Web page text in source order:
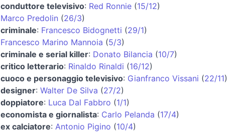
conduttore televisivo: Red Ronnie(15/12)
Marco Predolin (26/3)
criminale: Francesco Bidognetti (29/1)
Francesco Marino Mannoia (5/3)
criminale e serial killer: Donato Bilancia (10/7)
critico letterario: Rinaldo Rinaldi (16/12)
cuoco e personaggio televisivo: Gianfranco Vissani (22/11)
designer: Walter De Silva (27/2)
doppiatore: Luca Dal Fabbro (1/1)
economista e giornalista: Carlo Pelanda (17/4)
ex calciatore: Antonio Pigino (10/4)